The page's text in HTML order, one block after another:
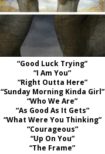
“Good Luck Trying”
“I Am You”
“Right Outta Here”
“Sunday Morning Kinda Girl”
“Who We Are”
“As Good As It Gets”
“What Were You Thinking”
“Courageous”
“Up On You”
“The Frame”